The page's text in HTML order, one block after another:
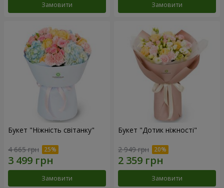
Замовити Замовити
Букет "Ніжність світанку"
4 665 грн
Замовити
Букет "Дотик ніжності"
2 949 грн
Замовити